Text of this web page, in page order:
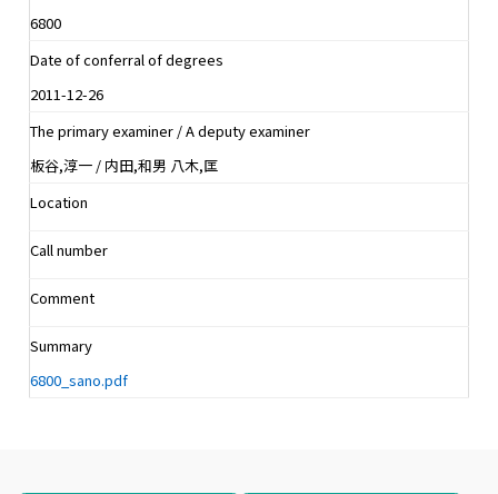
6800
Date of conferral of degrees
2011-12-26
The primary examiner / A deputy examiner
板谷,淳一 / 内田,和男 八木,匡
Location
Call number
Comment
Summary
6800_sano.pdf